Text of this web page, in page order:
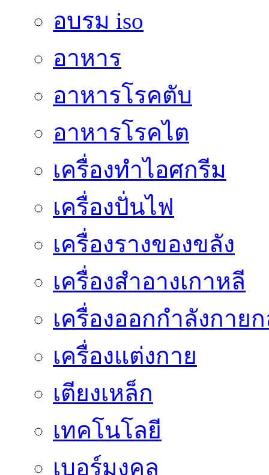
อบรม iso
อาหาร
อาหารโรคตับ
อาหารโรคไต
เครื่องทำไอศกรีม
เครื่องปั่นไฟ
เครื่องรางของขลัง
เครื่องสำอางเกาหลี
เครื่องออกกำลังกาย
เครื่องแต่งกาย
เตียงเหล็ก
เทคโนโลยี
เบอร์มงคล